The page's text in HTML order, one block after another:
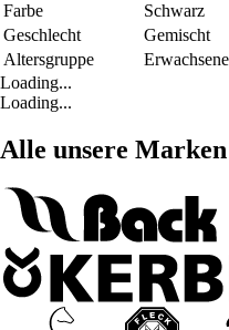
Farbe
Schwarz
Geschlecht
Gemischt
Altersgruppe
Erwachsene
Loading...
Loading...
Alle unsere Marken